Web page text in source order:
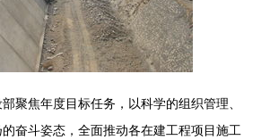
聚焦年度目标任务，以科学的组织管理、
奋斗姿态，全面推动各在建工程项目施工